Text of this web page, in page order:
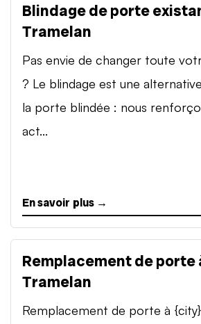
Blindage de porte
Tramelan
Pas envie de changer toute
? Le blindage est une
la porte blindée : nous
act...
En savoir plus →
Remplacement de porte
Tramelan
Remplacement de porte à